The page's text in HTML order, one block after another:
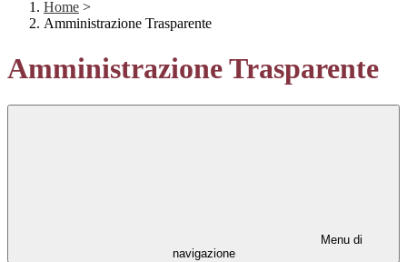
Home >
Amministrazione Trasparente
Amministrazione Trasparente
Menu di
navigazione